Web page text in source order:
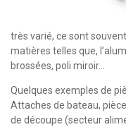
très varié, ce sont
matières telles que,
brossées, poli miroir…
Quelques exemples de
Attaches de bateau,
de découpe (secteur